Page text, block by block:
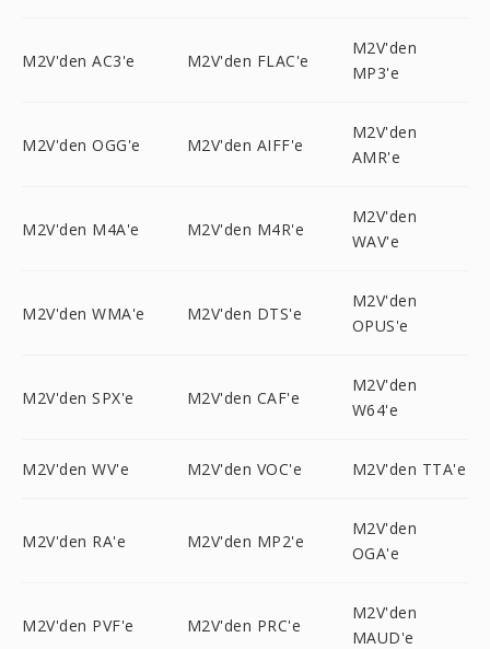
M2V'den AC3'e M2V'den FLAC'e
M2V'den
MP3'e
M2V'den OGG'e M2V'den AIFF'e
M2V'den
AMR'e
M2V'den M4A'e M2V'den M4R'e
M2V'den
WAV'e
M2V'den WMA'e M2V'den DTS'e
M2V'den
OPUS'e
M2V'den SPX'e M2V'den CAF'e
M2V'den
W64'e
M2V'den WV'e M2V'den VOC'e M2V'den TTA'e
M2V'den RA'e M2V'den MP2'e
M2V'den
OGA'e
M2V'den PVF'e M2V'den PRC'e
M2V'den
MAUD'e